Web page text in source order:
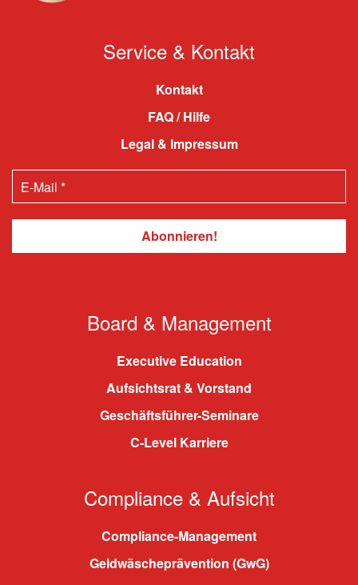
Service & Kontakt
Kontakt
FAQ / Hilfe
Legal & Impressum
Board & Management
Executive Education
Aufsichtsrat & Vorstand
Geschäftsführer-Seminare
C-Level Karriere
Compliance & Aufsicht
Compliance-Management
Geldwäscheprävention (GwG)